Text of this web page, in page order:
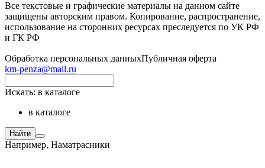
Все текстовые и графические материалы на данном сайте
защищены авторским правом. Копирование, распространение,
использование на сторонних ресурсах преследуется по УК РФ
и ГК РФ
Обработка персональных данныхПубличная оферта
km-penza@mail.ru
Искать: в каталоге
в каталоге
Найти
Например, Наматрасники